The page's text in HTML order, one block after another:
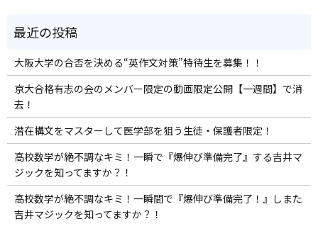
大阪大学の合否を決める“英作文対策”特待生を募集！！
京大合格有志の会のメンバー限定の動画限定公開【一週間】で消
去！
潜在構文をマスターして医学部を狙う生徒・保護者限定！
高校数学が絶不調なキミ！一瞬で『爆伸び準備完了』する吉井マ
ジックを知ってますか？！
高校数学が絶不調なキミ！一瞬間で『爆伸び準備完了！』しまた
吉井マジックを知ってますか？！